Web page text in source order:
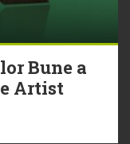
Bune a
Artist